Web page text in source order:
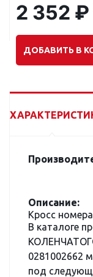
2 352 ₽
ДОБАВИТЬ В
Описание:
Кросс
В каталоге
0281002662
под